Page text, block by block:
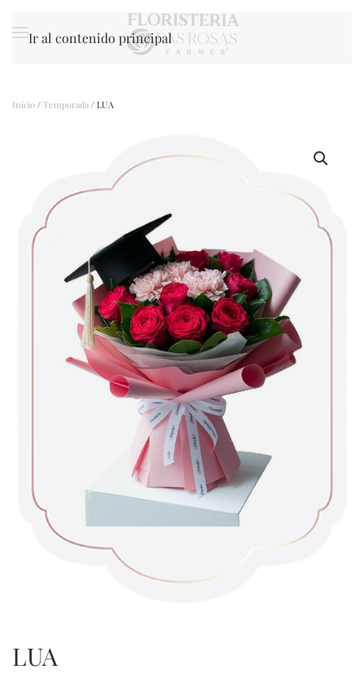
Ir al contenido principal
Inicio / Temporada / LUA
LUA